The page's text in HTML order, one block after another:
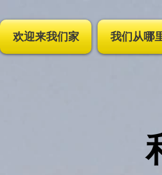
欢迎来我们家 我们从哪